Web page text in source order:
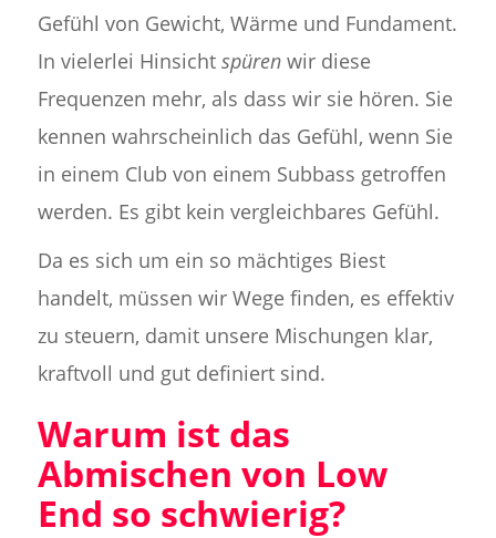
Gefühl von Gewicht, Wärme und Fundament.
In vielerlei Hinsicht spürenwir diese
Frequenzen mehr, als dass wir sie hören. Sie
kennen wahrscheinlich das Gefühl, wenn Sie
in einem Club von einem Subbass getroffen
werden. Es gibt kein vergleichbares Gefühl.
Da es sich um ein so mächtiges Biest
handelt, müssen wir Wege finden, es effektiv
zu steuern, damit unsere Mischungen klar,
kraftvoll und gut definiert sind.
Warum ist das
Abmischen von Low
End so schwierig?